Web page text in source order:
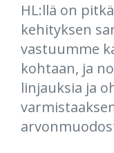
HL:llä on
kehityksen
vastuumme
kohtaan, ja
linjauksia ja